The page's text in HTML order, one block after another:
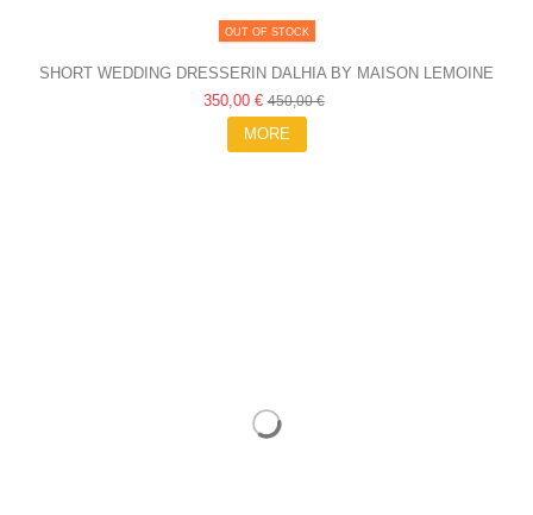
OUT OF STOCK
SHORT WEDDING DRESSERIN DALHIA BY MAISON LEMOINE
350,00 €450,00 €
MORE